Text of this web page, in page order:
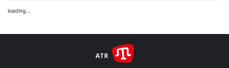
loading...